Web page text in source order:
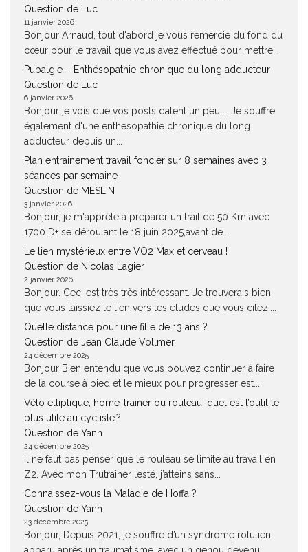
Question de Luc
11 janvier 2026
Bonjour Arnaud, tout d'abord je vous remercie du fond du
cœur pour le travail que vous avez effectué pour mettre...
Pubalgie – Enthésopathie chronique du long adducteur
Question de Luc
6 janvier 2026
Bonjour je vois que vos posts datent un peu.... Je souffre
également d'une enthesopathie chronique du long
adducteur depuis un...
Plan entrainement travail foncier sur 8 semaines avec 3
séances par semaine
Question de MESLIN
3 janvier 2026
Bonjour, je m'apprête à préparer un trail de 50 Km avec
1700 D+ se déroulant le 18 juin 2025,avant de...
Le lien mystérieux entre VO2 Max et cerveau !
Question de Nicolas Lagier
2 janvier 2026
Bonjour. Ceci est très très intéressant. Je trouverais bien
que vous laissiez le lien vers les études que vous citez....
Quelle distance pour une fille de 13 ans ?
Question de Jean Claude Vollmer
24 décembre 2025
Bonjour Bien entendu que vous pouvez continuer à faire
de la course à pied et le mieux pour progresser est...
Vélo elliptique, home-trainer ou rouleau, quel est l’outil le
plus utile au cycliste ?
Question de Yann
24 décembre 2025
Il ne faut pas penser que le rouleau se limite au travail en
Z2. Avec mon Trutrainer lesté, j’atteins sans...
Connaissez-vous la Maladie de Hoffa ?
Question de Yann
23 décembre 2025
Bonjour, Depuis 2021, je souffre d’un syndrome rotulien